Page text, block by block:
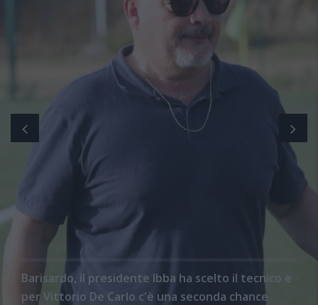
Barisardo, il presidente Ibba ha scelto il tecnico e
per Vittorio De Carlo c'è una seconda chance